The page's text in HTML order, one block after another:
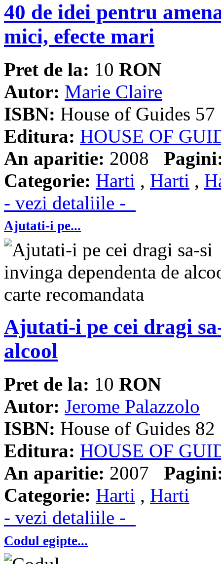
40 de idei pentru
mici, efecte mari
Pret de la: 10 RON
Autor: Marie Claire
ISBN: House of Guides 57
Editura: HOUSE OF
An aparitie: 2008
Categorie: Harti , Harti ,
- vezi detaliile -
Ajutati-i pe...
Ajutati-i pe cei dragi
alcool
Pret de la: 10 RON
Autor: Jerome Palazzolo
ISBN: House of Guides 82
Editura: HOUSE OF
An aparitie: 2007
Categorie: Harti , Harti
- vezi detaliile -
Codul egipte...